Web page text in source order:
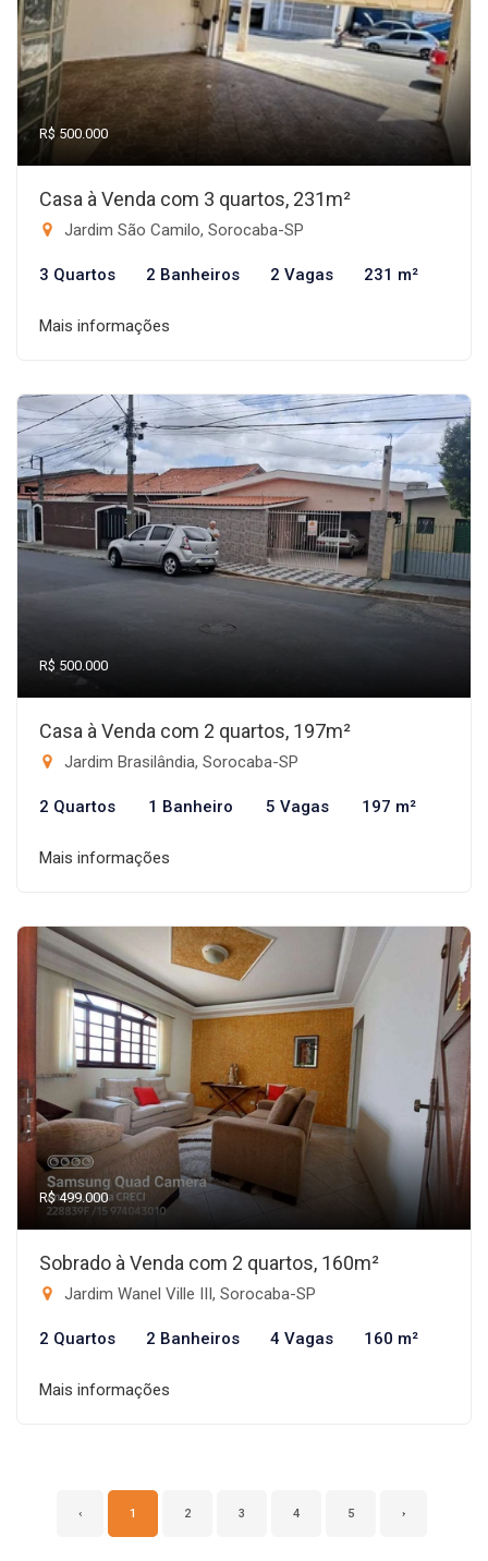
R$ 500.000
Casa à Venda com 3 quartos, 231m²
Jardim São Camilo, Sorocaba-SP
3 Quartos 2 Banheiros 2 Vagas 231 m²
Mais informações
R$ 500.000
Casa à Venda com 2 quartos, 197m²
Jardim Brasilândia, Sorocaba-SP
2 Quartos 1 Banheiro 5 Vagas 197 m²
Mais informações
R$ 499.000
Sobrado à Venda com 2 quartos, 160m²
Jardim Wanel Ville III, Sorocaba-SP
2 Quartos 2 Banheiros 4 Vagas 160 m²
Mais informações
‹ 1 2 3 4 5 ›